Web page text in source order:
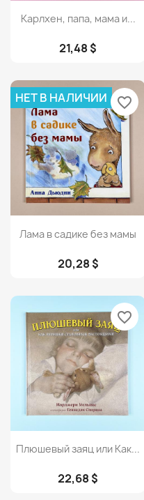
Просмотр
Карлхен, папа, мама и...
21,48 $
Просмотр
Лама в садике без мамы
20,28 $
НЕТ В НАЛИЧИИ favorite_border
Просмотр
Плюшевый заяц или Как...
22,68 $
favorite_border